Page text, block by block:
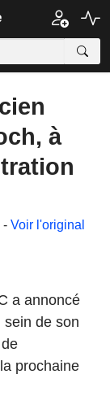
à
- Voir l'original
a annoncé
sein de son
prochaine